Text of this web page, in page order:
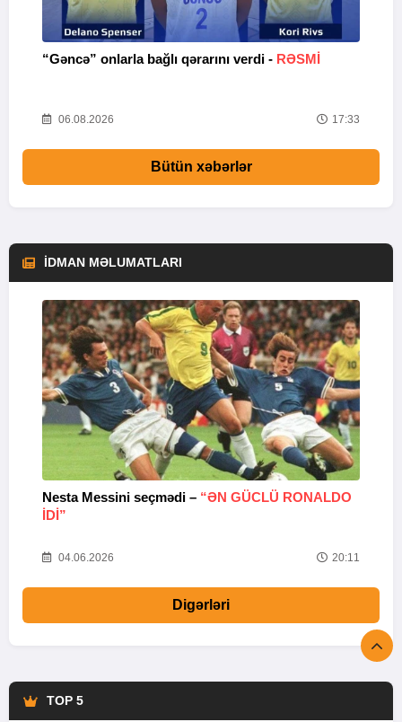
“Gəncə” onlarla bağlı qərarını verdi - RƏSMİ
06.08.2026 17:33
Bütün xəbərlər
İDMAN MƏLUMATLARI
Nesta Messini seçmədi – “ƏN GÜCLÜ RONALDO
IDI”
04.06.2026 20:11
Digərləri
TOP 5